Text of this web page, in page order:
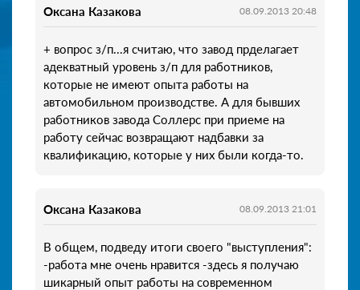
Оксана Казакова 08.09.2013 20:48
+ вопрос з/п...я считаю, что завод прделагает
адекватный уровень з/п для работников,
которые не имеют опыта работы на
автомобильном производстве. А для бывших
работников завода Соллерс при приеме на
работу сейчас возвращают надбавки за
квалификацию, которые у них были когда-то.
Оксана Казакова 08.09.2013 21:01
В общем, подведу итоги своего "выступления":
-работа мне очень нравится -здесь я получаю
шикарный опыт работы на современном